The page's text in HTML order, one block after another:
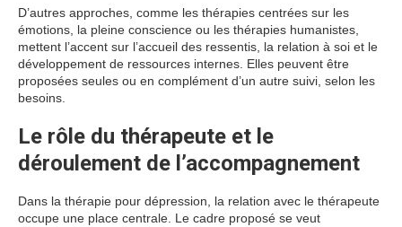
D’autres approches, comme les thérapies centrées sur les
émotions, la pleine conscience ou les thérapies humanistes,
mettent l’accent sur l’accueil des ressentis, la relation à soi et le
développement de ressources internes. Elles peuvent être
proposées seules ou en complément d’un autre suivi, selon les
besoins.
Le rôle du thérapeute et le
déroulement de l’accompagnement
Dans la thérapie pour dépression, la relation avec le thérapeute
occupe une place centrale. Le cadre proposé se veut